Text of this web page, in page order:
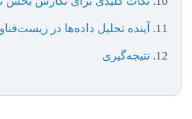
آینده تحلیل داده‌ها در
نتیجه‌گیری